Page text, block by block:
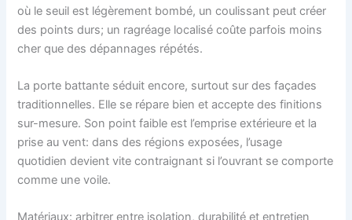
où le seuil est légèrement bombé, un coulissant peut créer
des points durs; un ragréage localisé coûte parfois moins
cher que des dépannages répétés.
La porte battante séduit encore, surtout sur des façades
traditionnelles. Elle se répare bien et accepte des finitions
sur-mesure. Son point faible est l’emprise extérieure et la
prise au vent: dans des régions exposées, l’usage
quotidien devient vite contraignant si l’ouvrant se comporte
comme une voile.
Matériaux: arbitrer entre isolation, durabilité et entretien